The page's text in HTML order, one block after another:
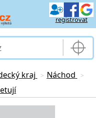
registrovat
kraj > Náchod >